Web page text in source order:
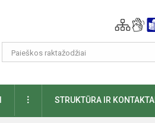
DAUGIAUSTRUKTŪRA IR KONTAKTAI